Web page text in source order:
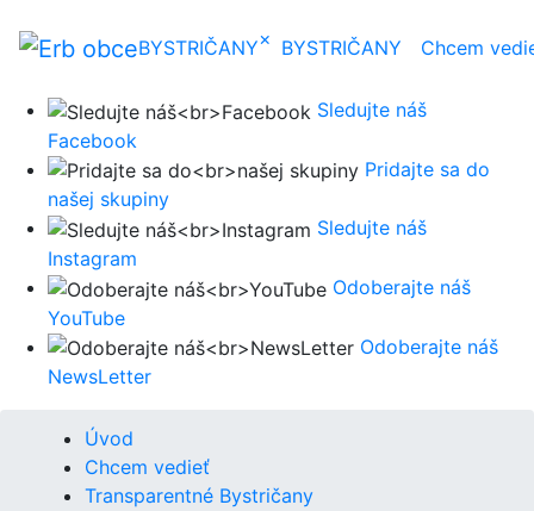
BYSTRIČANY× BYSTRIČANY Chcem
Sledujte náš
Facebook
Pridajte sa do
našej skupiny
Sledujte náš
Instagram
Odoberajte náš
YouTube
Odoberajte náš
NewsLetter
Úvod
Chcem vedieť
Transparentné Bystričany